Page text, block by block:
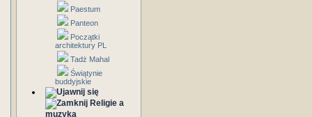
Paestum
Panteon
Początki
architektury PL
Tadż Mahal
Świątynie
buddyjskie
Religie a
muzyka